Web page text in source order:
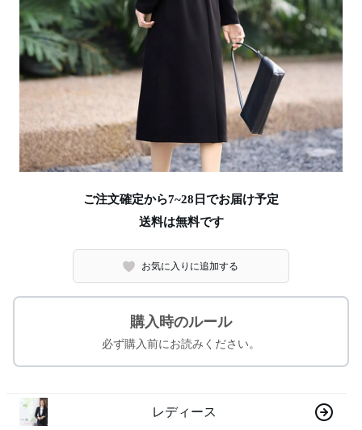
ご注文確定から7~28日でお届け予定
送料は無料です
お気に入りに追加する
購入時のルール
必ず購入前にお読みください。
レディース